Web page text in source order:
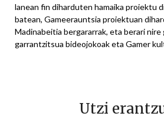
lanean fin diharduten hamaika proiektu
batean, Gameerauntsia proiektuan
Madinabeitia bergararrak, eta berari nire
garrantzitsua bideojokoak eta Gamer
Utzi